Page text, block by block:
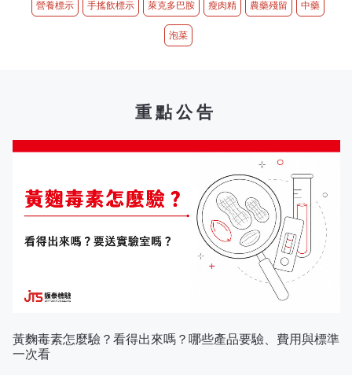
營養標示 手搖飲標示 萊克多巴胺 瘦肉精 農藥殘留 中藥
泡菜
重點公告
黃麴毒素怎麼驗？看得出來嗎？哪些產品要驗、費用與標準
一次看